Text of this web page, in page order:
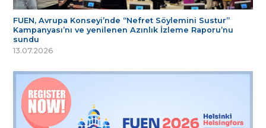
FUEN, Avrupa Konseyi’nde “Nefret Söylemini Sustur”
Kampanyası’nı ve yenilenen Azınlık İzleme Raporu’nu
sundu
13.07.2026